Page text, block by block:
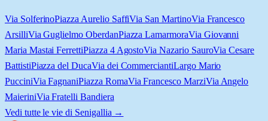
Via SolferinoPiazza Aurelio SaffiVia San MartinoVia Francesco
ArsilliVia Guglielmo OberdanPiazza LamarmoraVia Giovanni
Maria Mastai FerrettiPiazza 4 AgostoVia Nazario SauroVia Cesare
BattistiPiazza del DucaVia dei CommerciantiLargo Mario
PucciniVia FagnaniPiazza RomaVia Francesco MarziVia Angelo
MaieriniVia Fratelli Bandiera
Vedi tutte le vie di Senigallia →